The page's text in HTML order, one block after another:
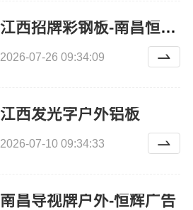
江西招牌彩钢板-南昌恒辉广告
2026-07-26 09:34:09
江西发光字户外铝板
2026-07-10 09:34:33
南昌导视牌户外-恒辉广告